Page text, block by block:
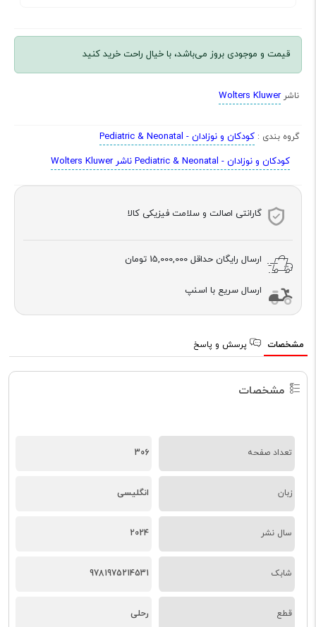
قیمت و موجودی بروز می‌باشد، با خیال راحت خرید کنید
ناشرWolters Kluwer
گروه بندی : کودکان و نوزادان - Pediatric & Neonatal
کودکان و نوزادان - Pediatric & Neonatal ناشر Wolters Kluwer
گارانتی اصالت و سلامت فیزیکی کالا
ارسال رایگان حداقل 15,000,000 تومان
ارسال سریع با اسنپ
مشخصات پرسش و پاسخ
مشخصات
تعداد صفحه 306
زبان انگلیسی
سال نشر 2024
شابک 9781975214531
قطع رحلی